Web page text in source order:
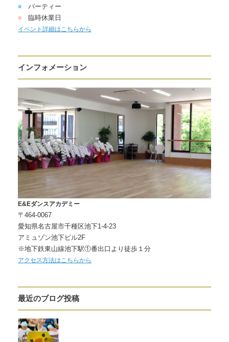
■ パーティー
■ 臨時休業日
イベント詳細はこちらから
インフォメーション
E&Eダンスアカデミー
〒464-0067
愛知県名古屋市千種区池下1-4-23
アミュゾン池下ビル2F
※地下鉄東山線池下駅①番出口より徒歩１分
アクセス方法はこちらから
最近のブログ投稿